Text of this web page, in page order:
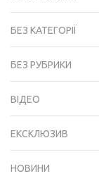
БЕЗ КАТЕГОРІЇ
БЕЗ РУБРИКИ
ВІДЕО
ЕКСКЛЮЗИВ
НОВИНИ